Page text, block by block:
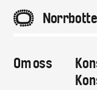
Om oss
A
Hem